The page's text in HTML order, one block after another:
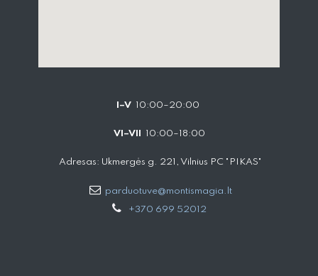
I–V 10:00–20:00
VI–VII 10:00–18:00
Adresas: Ukmergės g. 221, Vilnius PC "PIKAS"
parduotuve@montismagia.lt
+370 699 52012